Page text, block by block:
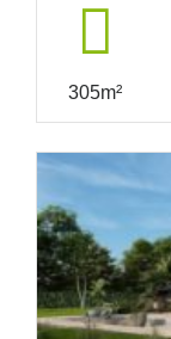
305m²